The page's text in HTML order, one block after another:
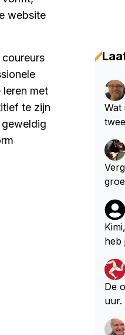
website
met
te zijn
Wat
nen
uto.
heb
?
De
uur.